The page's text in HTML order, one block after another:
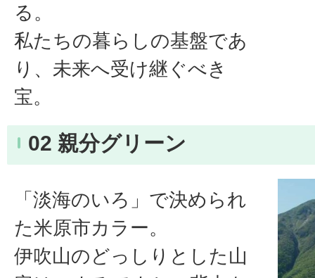
る。
私たちの暮らしの基盤であ
り、未来へ受け継ぐべき
宝。
02 親分グリーン
「淡海のいろ」で決められ
た米原市カラー。
伊吹山のどっしりとした山